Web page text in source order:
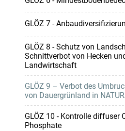
GLÖZ 7 -
GLÖZ 8 - Schutz von
Schnittverbot von Hecken
Landwirtschaft
GLÖZ 9 – Verbot des
von Dauergrünland in
GLÖZ 10 - Kontrolle diffuser
Phosphate